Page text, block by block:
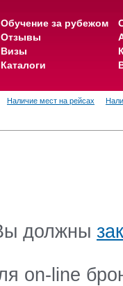
Обучение за рубежом
Отзывы
Визы
Каталоги
Наличие мест на рейсах
должны
on-line